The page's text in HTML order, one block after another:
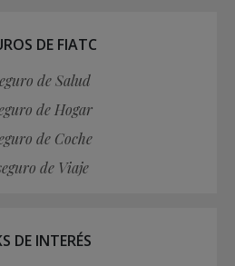
DE FIATC
de Salud
de Hogar
de Coche
de Viaje
DE INTERÉS